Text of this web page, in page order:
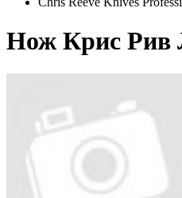
Нож Крис Рив